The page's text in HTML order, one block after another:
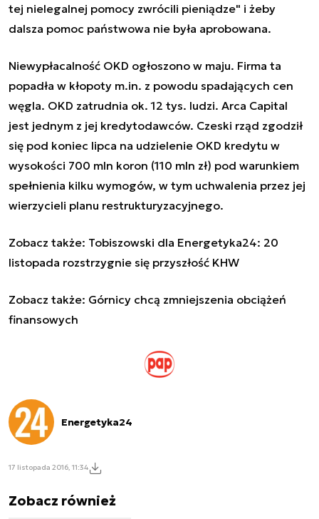
tej nielegalnej pomocy zwrócili pieniądze" i żeby
dalsza pomoc państwowa nie była aprobowana.
Niewypłacalność OKD ogłoszono w maju. Firma ta
popadła w kłopoty m.in. z powodu spadających cen
węgla. OKD zatrudnia ok. 12 tys. ludzi. Arca Capital
jest jednym z jej kredytodawców. Czeski rząd zgodził
się pod koniec lipca na udzielenie OKD kredytu w
wysokości 700 mln koron (110 mln zł) pod warunkiem
spełnienia kilku wymogów, w tym uchwalenia przez jej
wierzycieli planu restrukturyzacyjnego.
Zobacz także: Tobiszowski dla Energetyka24: 20
listopada rozstrzygnie się przyszłość KHW
Zobacz także: Górnicy chcą zmniejszenia obciążeń
finansowych
Energetyka24
17 listopada 2016, 11:34
Zobacz również